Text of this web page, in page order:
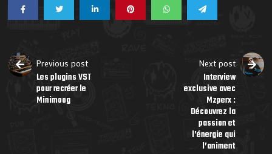
Previous post
Les plugins VST
pour recréer le
Minimoog
Next post
Interview
exclusive avec
Mzperx :
Découvrez la
passion et
l’énergie qui
l’animent